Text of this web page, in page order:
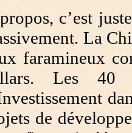
c’est
La
faramineux
Les 40
de